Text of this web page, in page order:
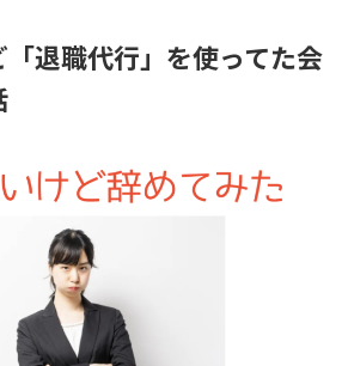
退職代行」を使ってた会